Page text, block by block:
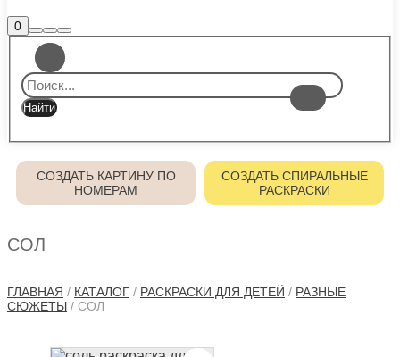
0Боковая
панель
магазина
Найти
Больше
информации
Главное
меню
СОЗДАТЬ КАРТИНУ ПО
НОМЕРАМ
СОЗДАТЬ СПИРАЛЬНЫЕ
РАСКРАСКИ
СОЛ
ГЛАВНАЯ / КАТАЛОГ / РАСКРАСКИ ДЛЯ ДЕТЕЙ / РАЗНЫЕ
СЮЖЕТЫ / СОЛ